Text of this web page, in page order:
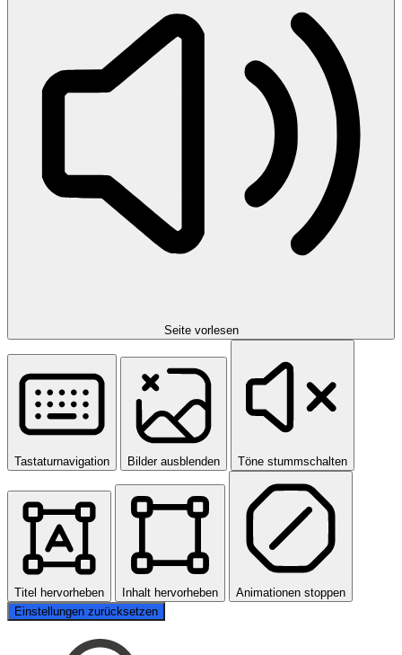
Seite vorlesen
Tastaturnavigation Bilder ausblenden Töne stummschalten
Titel hervorheben Inhalt hervorheben
Animationen stoppen
Einstellungen zurücksetzen